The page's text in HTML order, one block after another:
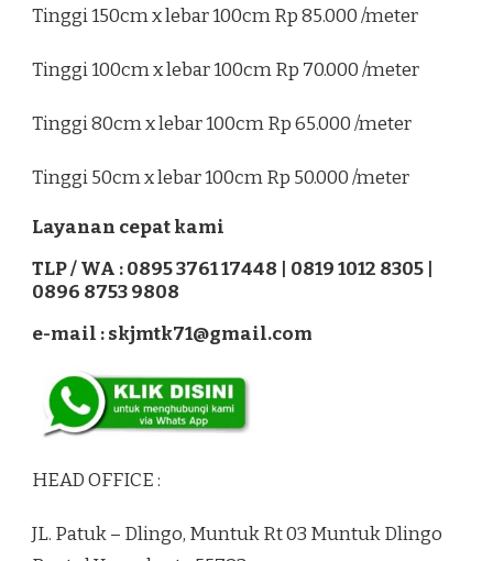
Tinggi 150cm x lebar 100cm Rp 85.000 /meter
Tinggi 100cm x lebar 100cm Rp 70.000 /meter
Tinggi 80cm x lebar 100cm Rp 65.000 /meter
Tinggi 50cm x lebar 100cm Rp 50.000 /meter
Layanan cepat kami
TLP / WA : 0895 3761 17448 | 0819 1012 8305 |
0896 8753 9808
e-mail : skjmtk71@gmail.com
HEAD OFFICE :
JL. Patuk – Dlingo, Muntuk Rt 03 Muntuk Dlingo